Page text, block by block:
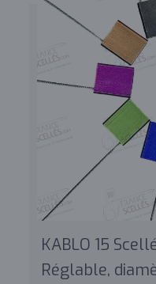
KABLO 15
Réglable,